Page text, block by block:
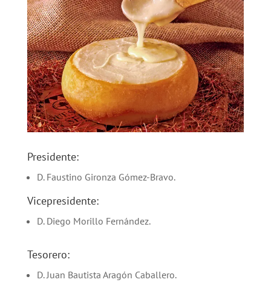
Presidente:
D. Faustino Gironza Gómez-Bravo.
Vicepresidente:
D. Diego Morillo Fernández.
Tesorero:
D. Juan Bautista Aragón Caballero.